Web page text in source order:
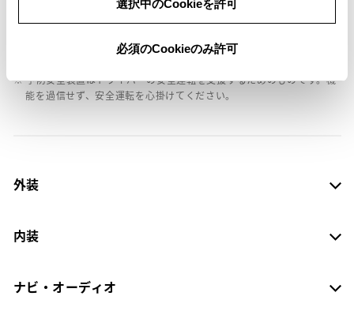
選択中のCookieを許可
必須のCookieのみ許可
ト車の区分が異なる場合があります。
※ 予防安全装置の各機能の作動には、速度や対象物等の条件がありま
す。また、道路状況、車両状態、天候等により作動しない場合があり
ます。詳しくは、販売店スタッフにおたずねください。
※ 予防安全装置はドライバーの安全運転を支援するためのものです。機
能を過信せず、安全運転を心掛けてください。
外装
内装
ナビ・オーディオ